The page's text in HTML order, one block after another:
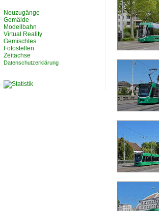
Neuzugänge
Gemälde
Modellbahn
Virtual Reality
Gemischtes
Fotostellen
Zeitachse
Datenschutzerklärung